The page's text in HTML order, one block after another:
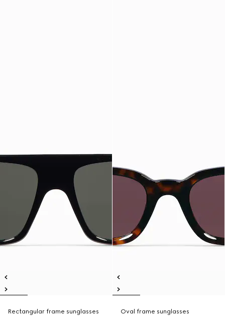
Rectangular frame sunglasses Oval frame sunglasses